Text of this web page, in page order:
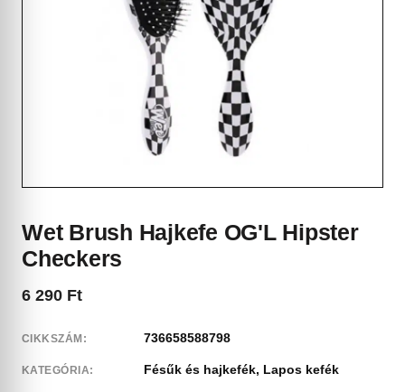
Wet Brush Hajkefe OG'L Hipster
Checkers
6 290 Ft
CIKKSZÁM: 736658588798
KATEGÓRIA: Fésűk és hajkefék, Lapos kefék